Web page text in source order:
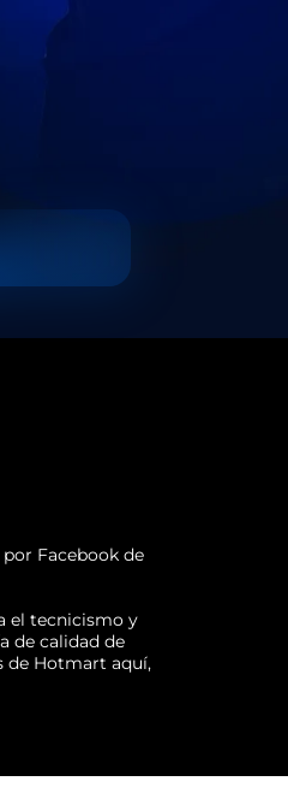
Facebook de
el tecnicismo y
de calidad de
de Hotmart aquí,